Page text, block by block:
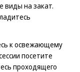
виды на закат.
к освежающему
посетите
проходящего